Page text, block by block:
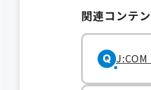
関連コンテ
Q